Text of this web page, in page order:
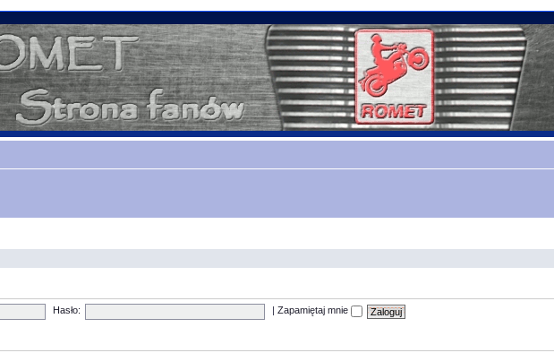
Hasło: |Zapamiętaj mnie